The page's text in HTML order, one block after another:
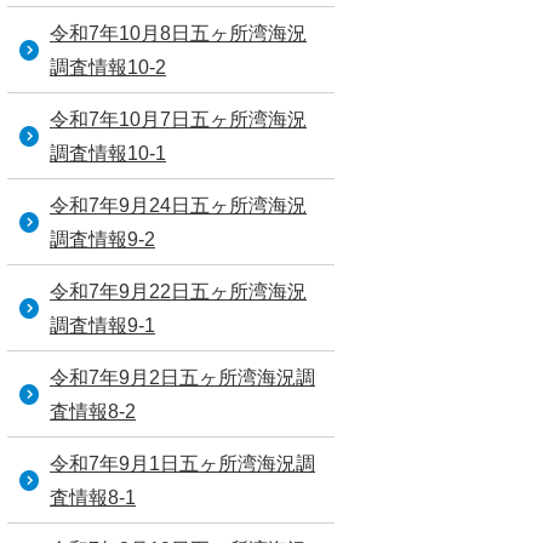
令和7年10月8日五ヶ所湾海況
調査情報10-2
令和7年10月7日五ヶ所湾海況
調査情報10-1
令和7年9月24日五ヶ所湾海況
調査情報9-2
令和7年9月22日五ヶ所湾海況
調査情報9-1
令和7年9月2日五ヶ所湾海況調
査情報8-2
令和7年9月1日五ヶ所湾海況調
査情報8-1